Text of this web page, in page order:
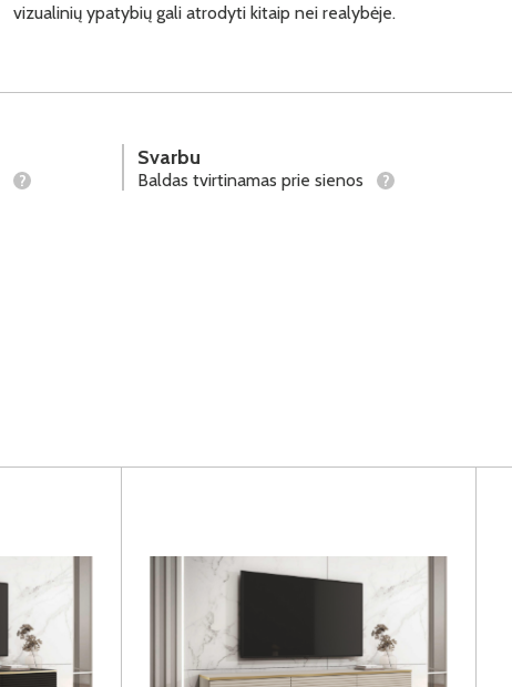
vizualinių ypatybių gali atrodyti kitaip nei realybėje.
?
Svarbu
Baldas tvirtinamas prie sienos ?